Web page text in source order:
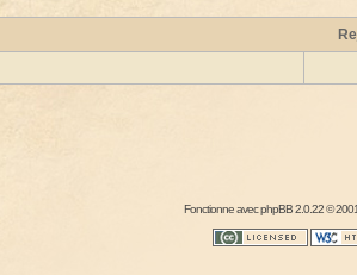
Fonctionne avecphpBB2.0.22 ©